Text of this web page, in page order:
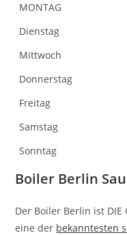
MONTAG
Dienstag
Mittwoch
Donnerstag
Freitag
Samstag
Sonntag
Boiler Berlin
Der Boiler Berlin ist
eine der bekanntesten